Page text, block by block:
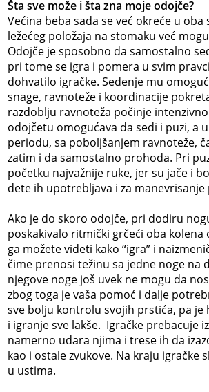
Šta sve može i šta zna moje odojče?
Većina beba sada se već okreće u oba
ležećeg položaja na stomaku već
Odojče je sposobno da samostalno
pri tome se igra i pomera u svim
dohvatilo igračke. Sedenje mu
snage, ravnoteže i koordinacije
razdoblju ravnoteža počinje
odojčetu omogućava da sedi i puzi, a
periodu, sa poboljšanjem ravnoteže,
zatim i da samostalno prohoda. Pri
početku najvažnije ruke, jer su jače i
dete ih upotrebljava i za
Ako je do skoro odojče, pri dodiru
poskakivalo ritmički grčeći oba kolena
ga možete videti kako “igra” i
čime prenosi težinu sa jedne noge na
njegove noge još uvek ne mogu da
zbog toga je vaša pomoć i dalje
sve bolju kontrolu svojih prstića, pa je
i igranje sve lakše. Igračke prebacuje
namerno udara njima i trese ih da
kao i ostale zvukove. Na kraju igračke
u ustima.